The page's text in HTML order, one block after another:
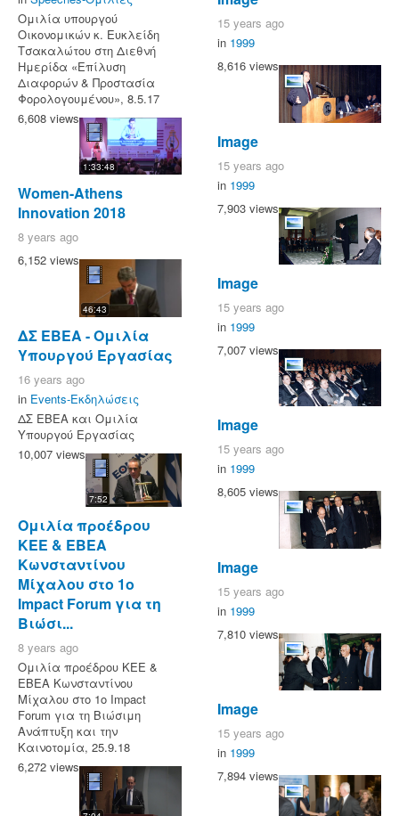
Ομιλία υπουργού
Οικονομικών κ. Ευκλείδη
Τσακαλώτου στη Διεθνή
Ημερίδα «Επίλυση
Διαφορών & Προστασία
Φορολογουμένου», 8.5.17
6,608 views
1:33:48
Women-Athens
Innovation 2018
8 years ago
6,152 views
46:43
ΔΣ ΕΒΕΑ - Ομιλία
Υπουργού Εργασίας
16 years ago
in Events-Εκδηλώσεις
ΔΣ ΕΒΕΑ και Ομιλία
Υπουργού Εργασίας
10,007 views
7:52
Ομιλία προέδρου
ΚΕΕ & ΕΒΕΑ
Κωνσταντίνου
Μίχαλου στο 1ο
Impact Forum για τη
Βιώσι...
8 years ago
Ομιλία προέδρου ΚΕΕ &
ΕΒΕΑ Κωνσταντίνου
Μίχαλου στο 1ο Impact
Forum για τη Βιώσιμη
Ανάπτυξη και την
Καινοτομία, 25.9.18
6,272 views
15 years ago
in 1999
8,616 views
Image
15 years ago
in 1999
7,903 views
Image
15 years ago
in 1999
7,007 views
Image
15 years ago
in 1999
8,605 views
Image
15 years ago
in 1999
7,810 views
Image
15 years ago
in 1999
7,894 views